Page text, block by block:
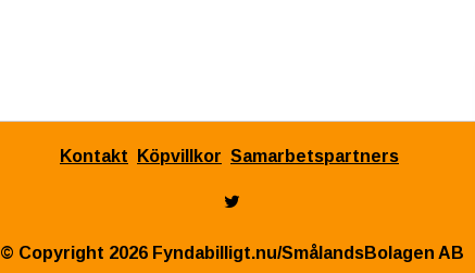
Kontakt Köpvillkor Samarbetspartners
© Copyright 2026 Fyndabilligt.nu/SmålandsBolagen AB